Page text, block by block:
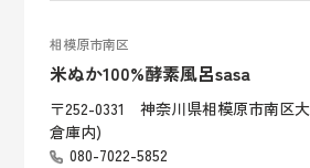
相模原市南区
米ぬか100%酵素風呂sasa
〒252-0331 神奈川県相模原市南区
倉庫内)
080-7022-5852